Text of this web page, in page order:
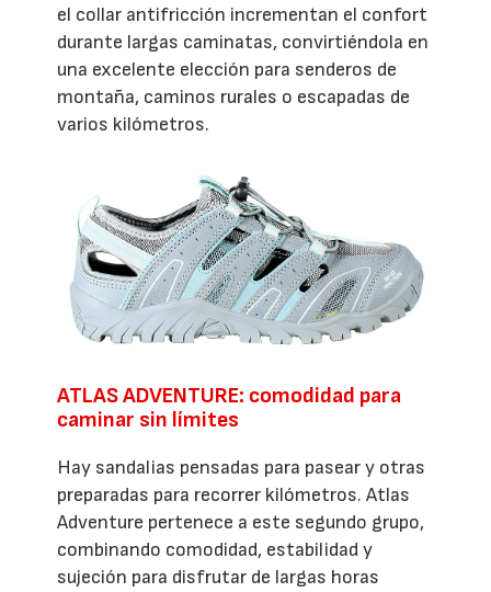
el collar antifricción incrementan el confort
durante largas caminatas, convirtiéndola en
una excelente elección para senderos de
montaña, caminos rurales o escapadas de
varios kilómetros.
ATLAS ADVENTURE: comodidad para
caminar sin límites
Hay sandalias pensadas para pasear y otras
preparadas para recorrer kilómetros. Atlas
Adventure pertenece a este segundo grupo,
combinando comodidad, estabilidad y
sujeción para disfrutar de largas horas